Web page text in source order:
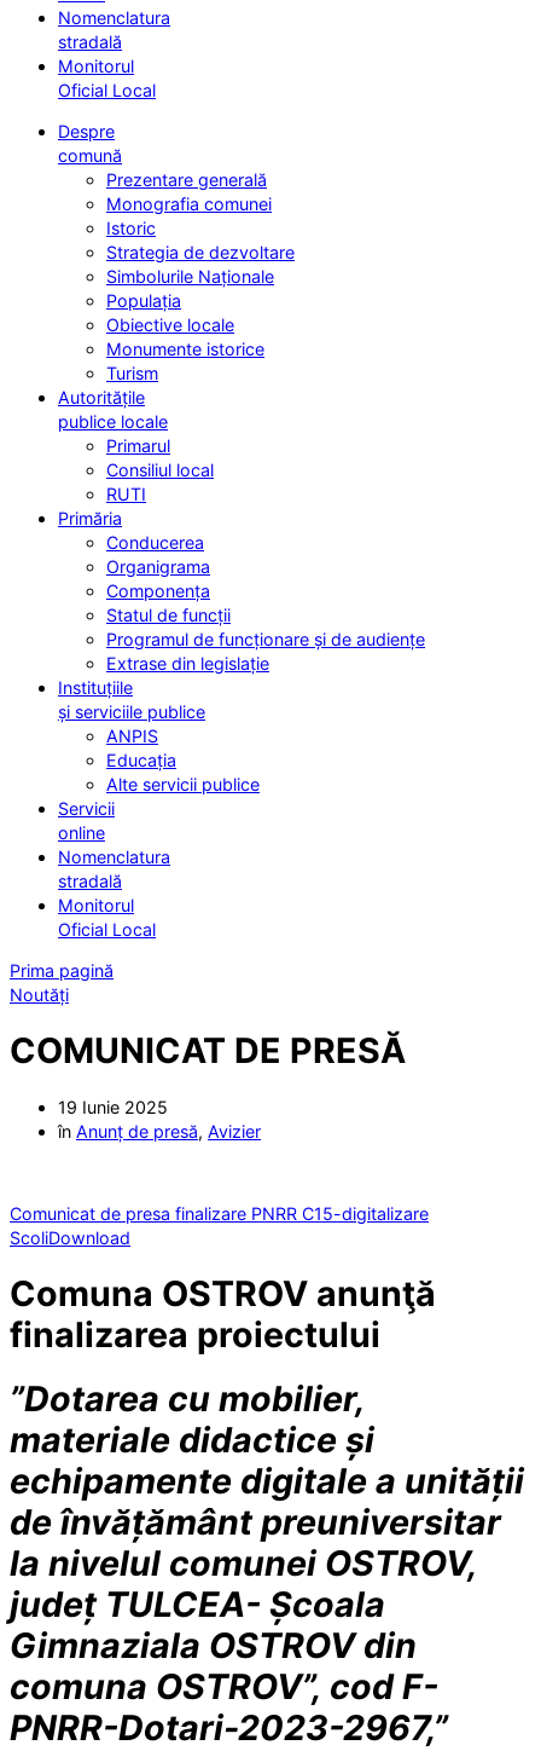
Nomenclatura
stradală
Monitorul
Oficial Local
Despre
comună
Prezentare generală
Monografia comunei
Istoric
Strategia de dezvoltare
Simbolurile Naționale
Populația
Obiective locale
Monumente istorice
Turism
Autoritățile
publice locale
Primarul
Consiliul local
RUTI
Primăria
Conducerea
Organigrama
Componența
Statul de funcții
Programul de funcționare și de audiențe
Extrase din legislație
Instituțiile
și serviciile publice
ANPIS
Educația
Alte servicii publice
Servicii
online
Nomenclatura
stradală
Monitorul
Oficial Local
Prima pagină
Noutăți
COMUNICAT DE PRESĂ
19 Iunie 2025
în Anunț de presă, Avizier
Comunicat de presa finalizare PNRR C15-digitalizare
ScoliDownload
Comuna OSTROV anunţă
finalizarea proiectului
”Dotarea cu mobilier,
materiale didactice și
echipamente digitale a unității
de învățământ preuniversitar
la nivelul comunei OSTROV,
județ TULCEA- Școala
Gimnaziala OSTROV din
comuna OSTROV”, cod F-
PNRR-Dotari-2023-2967,”